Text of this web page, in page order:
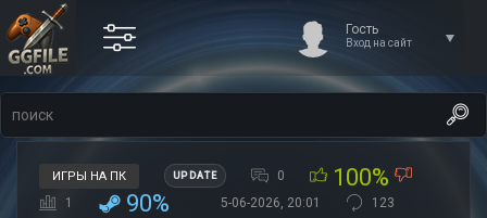
Гость
Вход на сайт
ИГРЫ НА ПК UPDATE 0 100%
1 90% 5-06-2026, 20:01 123